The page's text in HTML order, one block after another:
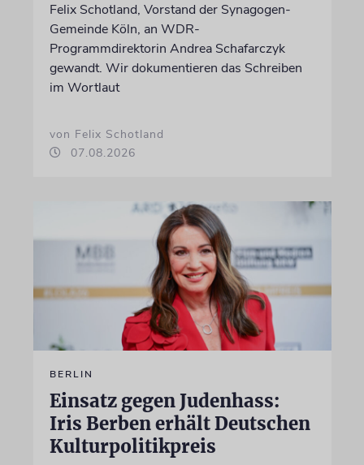
Felix Schotland, Vorstand der Synagogen-
Gemeinde Köln, an WDR-
Programmdirektorin Andrea Schafarczyk
gewandt. Wir dokumentieren das Schreiben
im Wortlaut
von Felix Schotland
07.08.2026
BERLIN
Einsatz gegen Judenhass:
Iris Berben erhält Deutschen
Kulturpolitikpreis